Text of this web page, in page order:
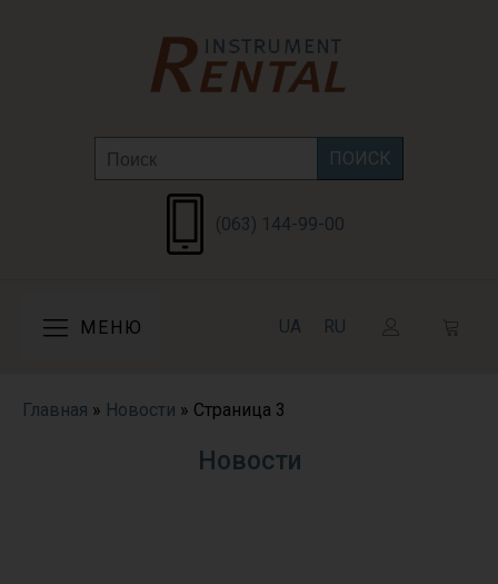
Search
for:
(063) 144-99-00
МЕНЮ UA RU
Главная » Новости » Страница 3
Новости